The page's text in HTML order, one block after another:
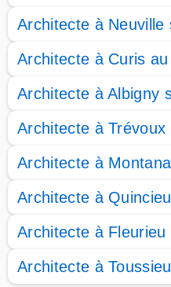
Architecte à Neuville
Architecte à Curis
Architecte à Albigny
Architecte à Trévoux
Architecte à
Architecte à
Architecte à Fleurieu
Architecte à